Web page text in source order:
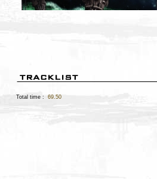
Total time : 69.50